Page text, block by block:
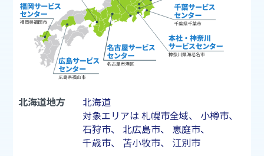
北海道地方
北海道
対象エリアは 札幌市全域、 小樽市、
石狩市、 北広島市、 恵庭市、
千歳市、 苫小牧市、 江別市